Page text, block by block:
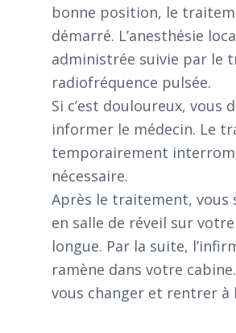
bonne position, le
démarré. L’anesthésie
administrée suivie par le
radiofréquence pulsée.
Si c’est douloureux, vous
informer le médecin. Le
temporairement
nécessaire.
Après le traitement, vous
en salle de réveil sur
longue. Par la suite,
ramène dans votre
vous changer et rentrer à